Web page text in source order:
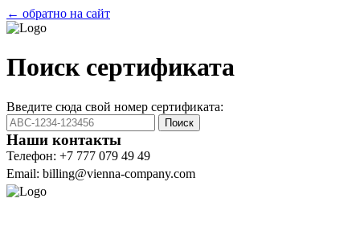
← обратно на сайт
Поиск сертификата
Введите сюда свой номер сертификата:
Поиск
Наши контакты
Телефон: +7 777 079 49 49
Email: billing@vienna-company.com